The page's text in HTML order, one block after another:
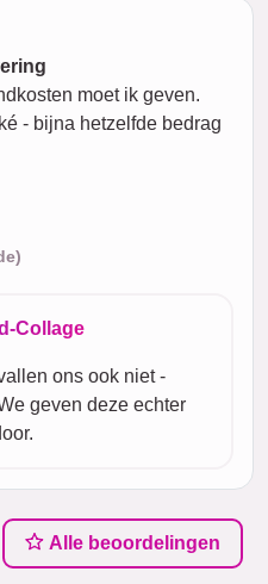
moet ik geven.
- bijna hetzelfde bedrag
Collage
ons ook niet -
geven deze echter
Alle beoordelingen